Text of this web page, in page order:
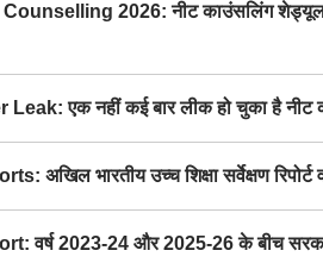
2026: नीट काउंसलिंग शेड्यूल
एक नहीं कई बार लीक हो चुका है नीट
अखिल भारतीय उच्च शिक्षा सर्वेक्षण
वर्ष 2023-24 और 2025-26 के बीच